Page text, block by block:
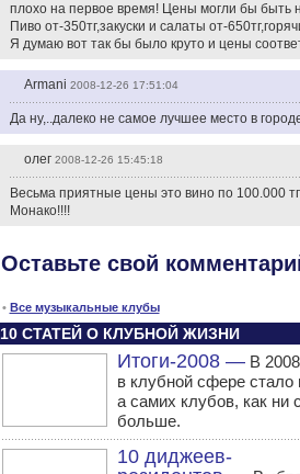
плохо на первое время! Цены могли бы быть
Пиво от-350тг,закуски и салаты от-
Я думаю вот так бы было круто и цены
Armani 2008-12-26 17:51:04
Да ну,..далеко не самое лучшее место в
олег 2008-12-26 15:45:18
Весьма приятные цены это вино по 100.000
Монако!!!!
Оставьте свой
• Все музыкальные клубы
10 СТАТЕЙ О КЛУБНОЙ ЖИЗНИ
Итоги-2008 —В
в клубной сфере
а самих клубов, как ни
больше.
10 диджеев-